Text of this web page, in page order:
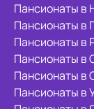
Пансионаты в
Пансионаты в
Пансионаты в
Пансионаты в
Пансионаты в
Пансионаты в